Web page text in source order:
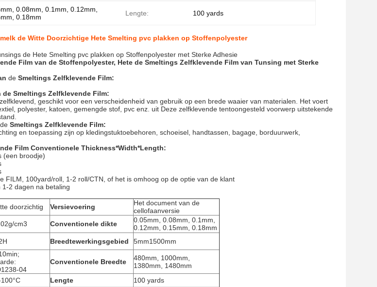
0.08mm, 0.1mm, 0.12mm,
0.18mm
Lengte: 100 yards
de Witte Doorzichtige Hete Smelting pvc plakken op Stoffenpolyester
de Hete Smelting pvc plakken op Stoffenpolyester met Sterke Adhesie
Film van de Stoffenpolyester, Hete de Smeltings Zelfklevende Film van Tunsing met Sterke
de Smeltings Zelfklevende Film:
de Smeltings Zelfklevende Film:
geschikt voor een verscheidenheid van gebruik op een brede waaier van materialen. Het voert
polyester, katoen, gemengde stof, pvc enz. uit Deze zelfklevende tentoongesteld voorwerp uitstekende
de Smeltings Zelfklevende Film:
en toepassing zijn op kledingstuktoebehoren, schoeisel, handtassen, bagage, borduurwerk,
Film Conventionele Thickness*Width*Length:
(een broodje)
FILM, 100yard/roll, 1-2 roll/CTN, of het is omhoog op de optie van de klant
1-2 dagen na betaling
doorzichtig Versievoering
Het document van de
cellofaanversie
cm3 Conventionele dikte
0.05mm, 0.08mm, 0.1mm,
0.12mm, 0.15mm, 0.18mm
Breedtewerkingsgebied 5mm1500mm
04
Conventionele Breedte
480mm, 1000mm,
1380mm, 1480mm
Lengte
100 yards